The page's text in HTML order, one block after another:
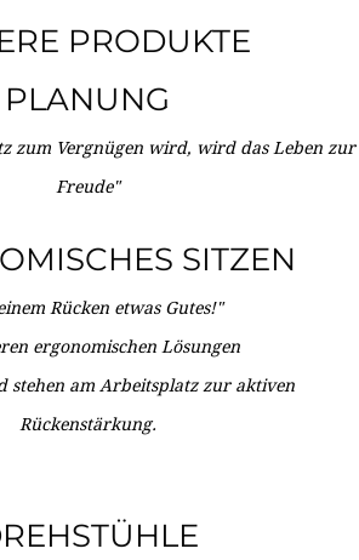
PRODUKTE
PLANUNG
zum Vergnügen wird, wird das Leben zur
Freude"
SITZEN
Rücken etwas Gutes!"
ergonomischen Lösungen
stehen am Arbeitsplatz zur aktiven
Rückenstärkung.